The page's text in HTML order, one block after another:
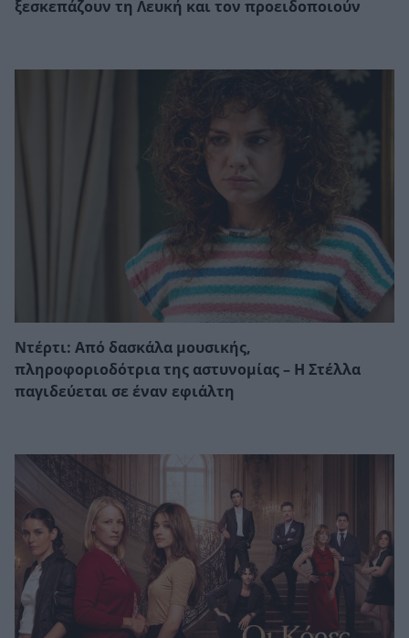
ξεσκεπάζουν τη Λευκή και τον προειδοποιούν
Ντέρτι: Από δασκάλα μουσικής,
πληροφοριοδότρια της αστυνομίας – Η Στέλλα
παγιδεύεται σε έναν εφιάλτη